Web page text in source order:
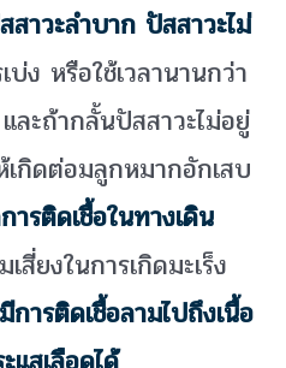
าวะลำบาก ปัสสาวะไม่
บ่ง หรือใช้เวลานานกว่า
ละถ้ากลั้นปัสสาวะไม่อยู่
เกิดต่อมลูกหมากอักเสบ
ารติดเชื้อในทางเดิน
สี่ยงในการเกิดมะเร็ง
การติดเชื้อลามไปถึงเนื้อ